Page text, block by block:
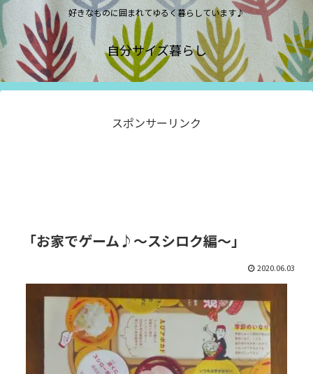
好きなものに囲まれてゆるく暮らしています♪
自分サイズ暮らし
スポンサーリンク
「お家でゲーム♪～スシロク編～」
2020.06.03